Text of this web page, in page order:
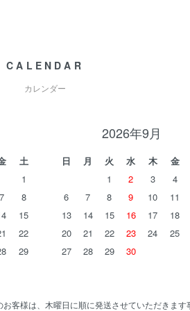
CALENDAR
カレンダー
土
1
7
8
15
22
29
2026年9月
日 月 火 水 木 金
1
2 3 4
6
7 8 9 10 11
13
14 15 16 17 18
20
21 22 23 24 25
27
28 29 30
客様は、木曜日に順に発送させていただきます